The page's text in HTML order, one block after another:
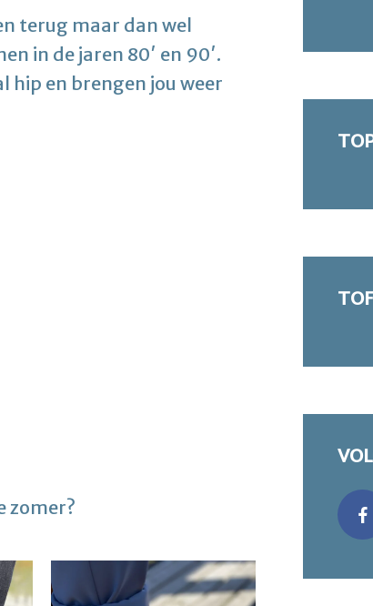
terug maar dan wel
in de jaren 80′ en 90′.
hip en brengen jou weer
zomer?